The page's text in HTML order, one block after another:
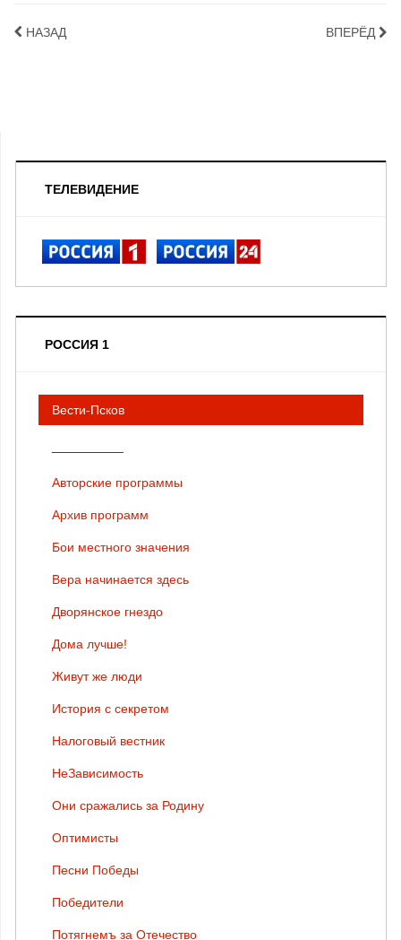
НАЗАД ВПЕРЁД
ТЕЛЕВИДЕНИЕ
РОССИЯ 1
Вести-Псков
Авторские программы
Архив программ
Бои местного значения
Вера начинается здесь
Дворянское гнездо
Дома лучше!
Живут же люди
История с секретом
Налоговый вестник
НеЗависимость
Они сражались за Родину
Оптимисты
Песни Победы
Победители
Потягнемъ за Отечество